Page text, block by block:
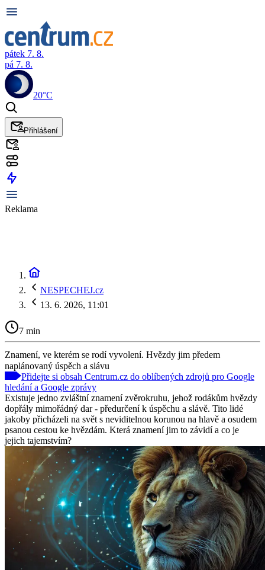
pátek 7. 8.
pá 7. 8.
20°C
Přihlášení
Reklama
NESPECHEJ.cz
13. 6. 2026, 11:01
7 min
Znamení, ve kterém se rodí vyvolení. Hvězdy jim předem
naplánovaný úspěch a slávu
Přidejte si obsah Centrum.cz do oblíbených zdrojů pro Google
hledání a Google zprávy
Existuje jedno zvláštní znamení zvěrokruhu, jehož rodákům hvězdy
dopřály mimořádný dar - předurčení k úspěchu a slávě. Tito lidé
jakoby přicházeli na svět s neviditelnou korunou na hlavě a osudem
psanou cestou ke hvězdám. Která znamení jim to závidí a co je
jejich tajemstvím?